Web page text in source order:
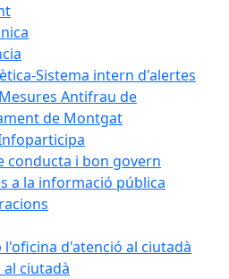
Sistema intern d'alertes
Antifrau de
de Montgat
conducta i bon govern
a la informació pública
l'oficina d'atenció al ciutadà
ciutadà